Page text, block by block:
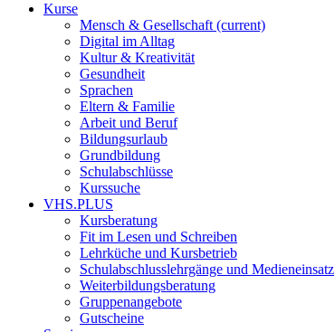
Kurse
Mensch & Gesellschaft (current)
Digital im Alltag
Kultur & Kreativität
Gesundheit
Sprachen
Eltern & Familie
Arbeit und Beruf
Bildungsurlaub
Grundbildung
Schulabschlüsse
Kurssuche
VHS.PLUS
Kursberatung
Fit im Lesen und Schreiben
Lehrküche und Kursbetrieb
Schulabschlusslehrgänge und Medieneinsatz
Weiterbildungsberatung
Gruppenangebote
Gutscheine